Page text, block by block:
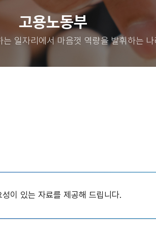
고용노동부
는 일자리에서 마음껏 역량을 발휘하는 나
이 있는 자료를 제공해 드립니다.